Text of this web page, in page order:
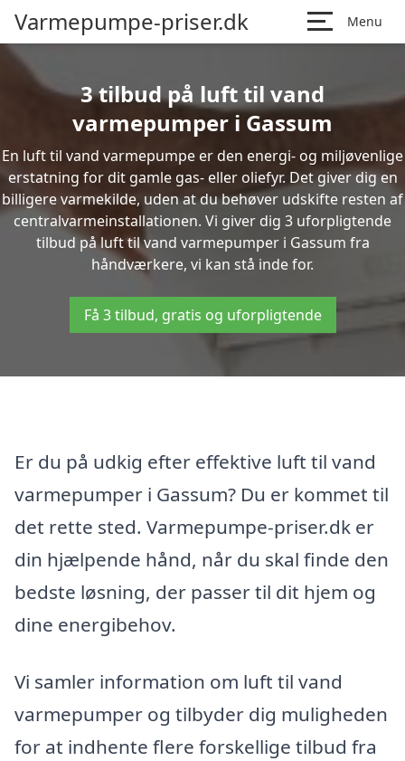
Varmepumpe-priser.dk Menu
3 tilbud på luft til vand
varmepumper i Gassum
En luft til vand varmepumpe er den energi- og miljøvenlige
erstatning for dit gamle gas- eller oliefyr. Det giver dig en
billigere varmekilde, uden at du behøver udskifte resten af
centralvarmeinstallationen. Vi giver dig 3 uforpligtende
tilbud på luft til vand varmepumper i Gassum fra
håndværkere, vi kan stå inde for.
Få 3 tilbud, gratis og uforpligtende
Er du på udkig efter effektive luft til vand
varmepumper i Gassum? Du er kommet til
det rette sted. Varmepumpe-priser.dk er
din hjælpende hånd, når du skal finde den
bedste løsning, der passer til dit hjem og
dine energibehov.
Vi samler information om luft til vand
varmepumper og tilbyder dig muligheden
for at indhente flere forskellige tilbud fra